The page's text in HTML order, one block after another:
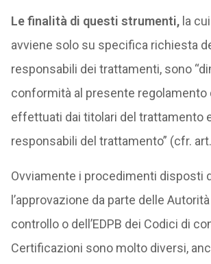
Le finalità di questi strumenti,la
avviene solo su specifica richiesta
responsabili dei trattamenti, sono
conformità al presente regolamento
effettuati dai titolari del trattamento
responsabili del trattamento” (cfr. art.
Ovviamente i procedimenti disposti
l’approvazione da parte delle
controllo o dell’EDPB dei Codici di
Certificazioni sono molto diversi,